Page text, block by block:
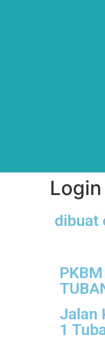
dibuat
Jalan
1